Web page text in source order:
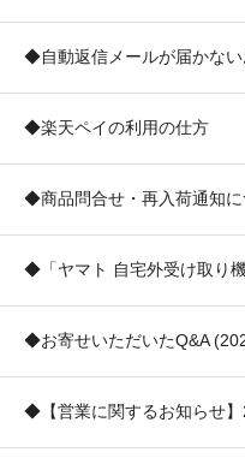
◆自動返信メールが届かな
◆楽天ペイの利用の仕方
◆商品問合せ・再入荷通知
◆「ヤマト 自宅外受け取り
◆お寄せいただいたQ&A
◆【営業に関するお知らせ